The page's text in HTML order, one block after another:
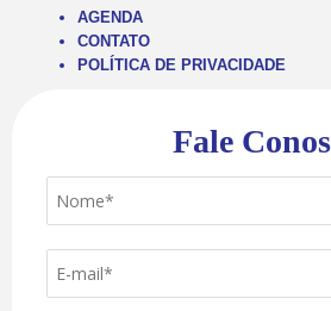
AGENDA
CONTATO
POLÍTICA DE PRIVACIDADE
Fale